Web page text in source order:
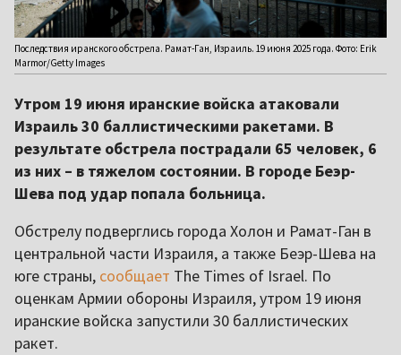
Последствия иранского обстрела. Рамат-Ган, Израиль. 19 июня 2025 года. Фото: Erik
Marmor/Getty Images
Утром 19 июня иранские войска атаковали
Израиль 30 баллистическими ракетами. В
результате обстрела пострадали 65 человек, 6
из них – в тяжелом состоянии. В городе Беэр-
Шева под удар попала больница.
Обстрелу подверглись города Холон и Рамат-Ган в
центральной части Израиля, а также Беэр-Шева на
юге страны, сообщает The Times of Israel. По
оценкам Армии обороны Израиля, утром 19 июня
иранские войска запустили 30 баллистических
ракет.